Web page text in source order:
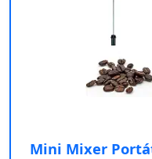
Mini Mixer